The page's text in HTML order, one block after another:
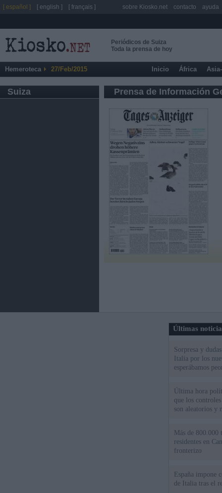
Periódicos de Suiza
Toda la prensa de hoy
Hemeroteca 27/Feb/2015 Inicio África
Suiza Prensa de Información
Últimas
Sorpresa y
Italia por los
esperábamos
Última hora
que los
son aleatorios y
Más de 800.000
residentes en
fronterizo
España impone
de Italia tras el
[ español ] [ english ] [ français ] sobre Kiosko.net contacto ayuda